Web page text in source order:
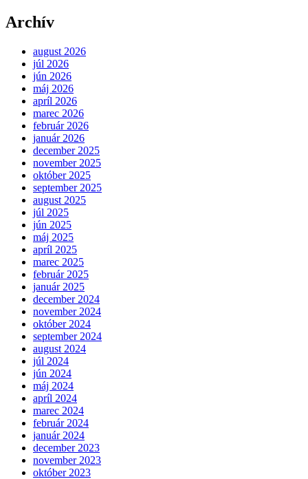
Archív
august 2026
júl 2026
jún 2026
máj 2026
apríl 2026
marec 2026
február 2026
január 2026
december 2025
november 2025
október 2025
september 2025
august 2025
júl 2025
jún 2025
máj 2025
apríl 2025
marec 2025
február 2025
január 2025
december 2024
november 2024
október 2024
september 2024
august 2024
júl 2024
jún 2024
máj 2024
apríl 2024
marec 2024
február 2024
január 2024
december 2023
november 2023
október 2023